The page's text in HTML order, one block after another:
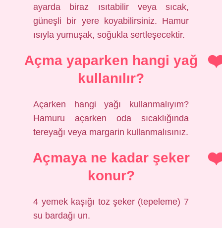
ayarda biraz ısıtabilir veya sıcak,
güneşli bir yere koyabilirsiniz. Hamur
ısıyla yumuşak, soğukla ​​sertleşecektir.
Açma yaparken hangi yağ
kullanılır?
Açarken hangi yağı kullanmalıyım?
Hamuru açarken oda sıcaklığında
tereyağı veya margarin kullanmalısınız.
Açmaya ne kadar şeker
konur?
4 yemek kaşığı toz şeker (tepeleme) 7
su bardağı un.